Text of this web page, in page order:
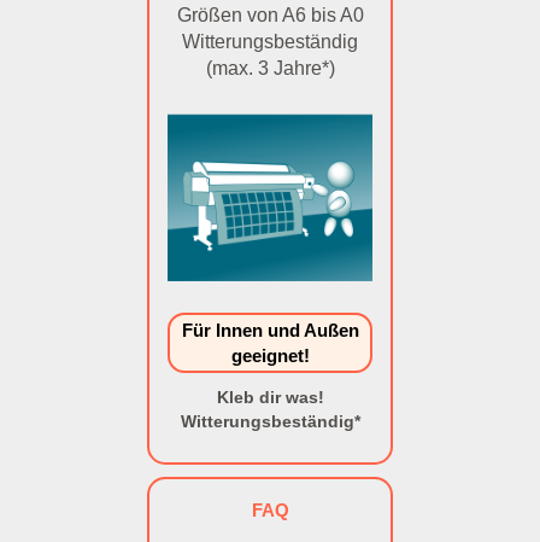
Größen von A6 bis A0
Witterungsbeständig
(max. 3 Jahre*)
Für Innen und Außen
geeignet!
Kleb dir was!
Witterungsbeständig*
FAQ